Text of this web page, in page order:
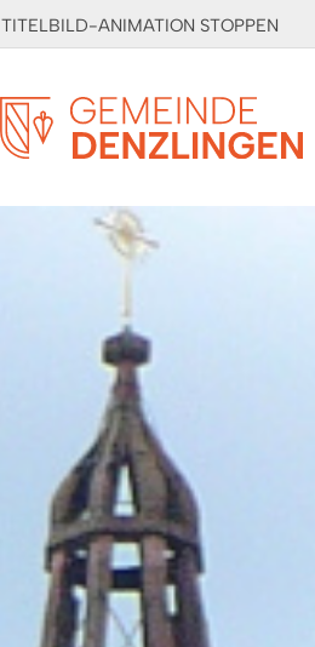
TITELBILD-ANIMATION STOPPEN